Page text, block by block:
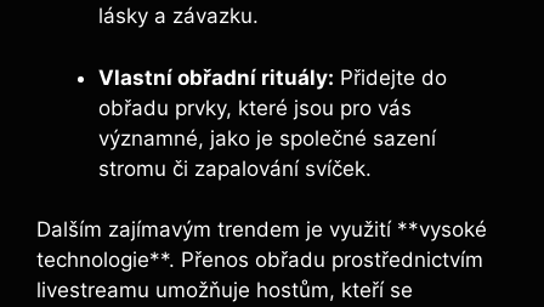
lásky a závazku.
Vlastní obřadní rituály: Přidejte do
obřadu prvky, které jsou pro vás
významné, jako je společné sazení
stromu či zapalování svíček.
Dalším zajímavým trendem je využití **vysoké
technologie**. Přenos obřadu prostřednictvím
livestreamu umožňuje hostům, kteří se